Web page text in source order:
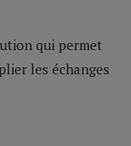
qui permet
les échanges